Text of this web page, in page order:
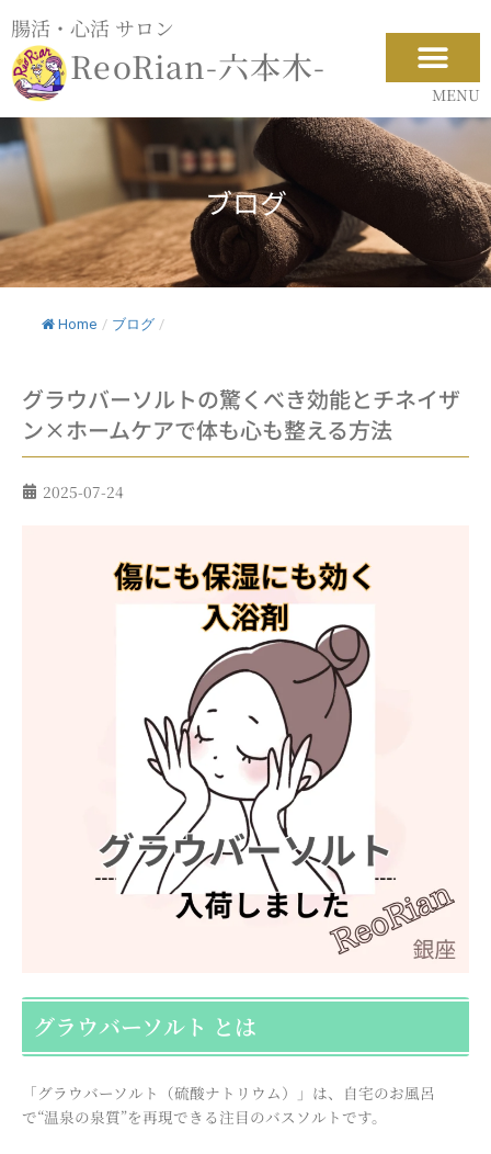
容
を
ス
プ
腸活・心活 サロン
ReoRian-六本木-
MENU
ブログ
Home / ブログ /
グラウバーソルトの驚くべき効能とチネイザ
ン×ホームケアで体も心も整える方法
2025-07-24
グラウバーソルト とは
「グラウバーソルト（硫酸ナトリウム）」は、自宅のお風呂
で“温泉の泉質”を再現できる注目のバスソルトです。